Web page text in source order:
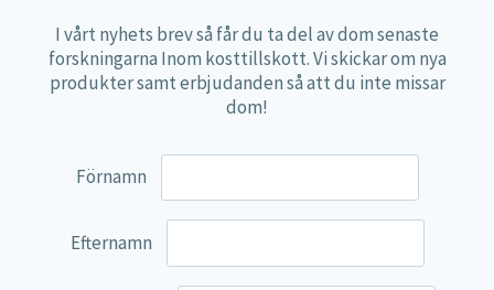
Niacin (B3)
50 mg
Pantotensyra (B5)
100 mg
1666 %
Vitamin B6
10 mg
714 %
50 µg
300 µg
150 %
50 mg
**
I vårt nyhets brev så får du ta del av dom senaste
forskningarna Inom kosttillskott. Vi skickar om nya
produkter samt erbjudanden så att du inte missar
dom!
Förnamn
Efternamn